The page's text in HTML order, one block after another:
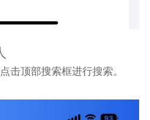
击顶部搜索框进行搜索。